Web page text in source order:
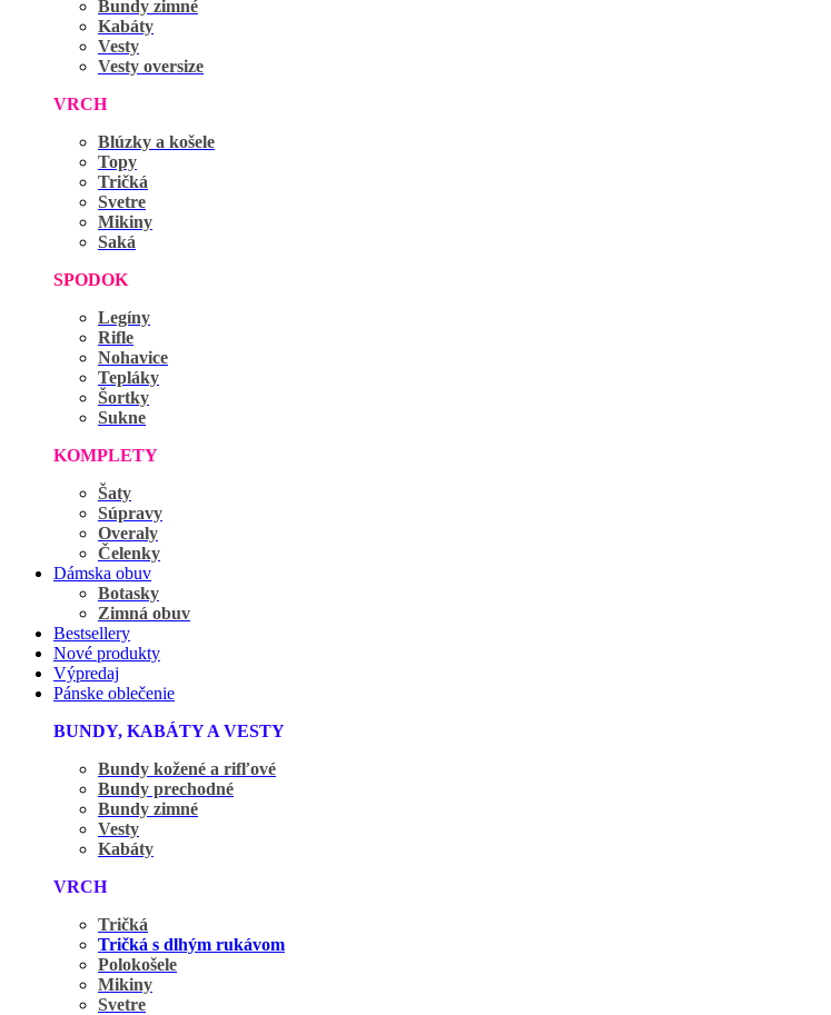
Bundy zimné
Kabáty
Vesty
Vesty oversize
VRCH
Blúzky a košele
Topy
Tričká
Svetre
Mikiny
Saká
SPODOK
Legíny
Rifle
Nohavice
Tepláky
Šortky
Sukne
KOMPLETY
Šaty
Súpravy
Overaly
Čelenky
Dámska obuv
Botasky
Zimná obuv
Bestsellery
Nové produkty
Výpredaj
Pánske oblečenie
BUNDY, KABÁTY A VESTY
Bundy kožené a rifľové
Bundy prechodné
Bundy zimné
Vesty
Kabáty
VRCH
Tričká
Tričká s dlhým rukávom
Polokošele
Mikiny
Svetre